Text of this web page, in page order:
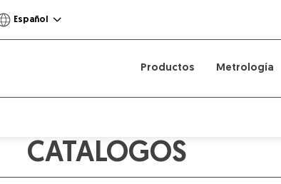
Español
Productos Metrología
CATALOGOS